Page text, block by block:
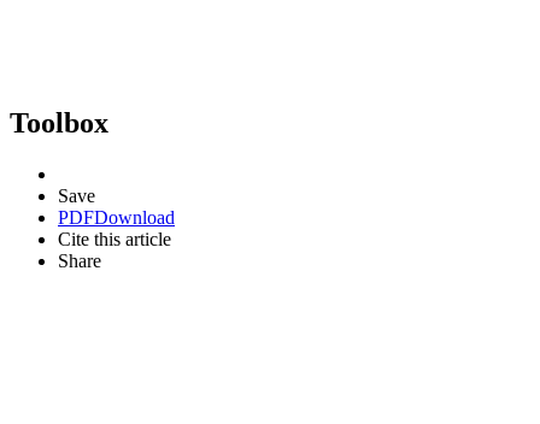
Toolbox
Save
PDFDownload
Cite this article
Share